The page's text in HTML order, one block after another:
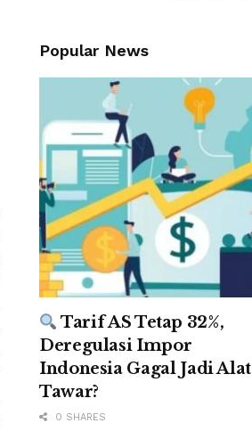
Popular News
Tarif AS Tetap 32%,
Deregulasi Impor
Indonesia Gagal Jadi Alat
Tawar?
0 SHARES